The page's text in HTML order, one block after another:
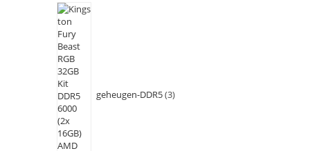
geheugen-DDR5 3